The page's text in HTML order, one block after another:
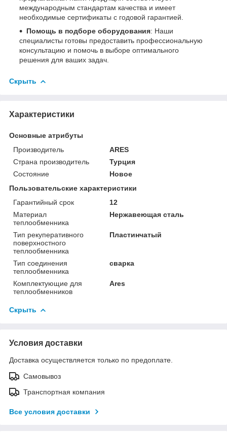
международным стандартам качества и имеет
необходимые сертификаты с годовой гарантией.
Помощь в подборе оборудования: Наши
специалисты готовы предоставить профессиональную
консультацию и помочь в выборе оптимального
решения для ваших задач.
Скрыть
Характеристики
Основные атрибуты
Производитель
ARES
Страна производитель
Турция
Состояние
Новое
Пользовательские характеристики
Гарантийный срок
12
Материал
теплообменника
Нержавеющая сталь
Тип рекуперативного
поверхностного
теплообменника
Пластинчатый
Тип соединения
теплообменника
сварка
Комплектующие для
теплообменников
Ares
Скрыть
Условия доставки
Доставка осуществляется только по предоплате.
Самовывоз
Транспортная компания
Все условия доставки